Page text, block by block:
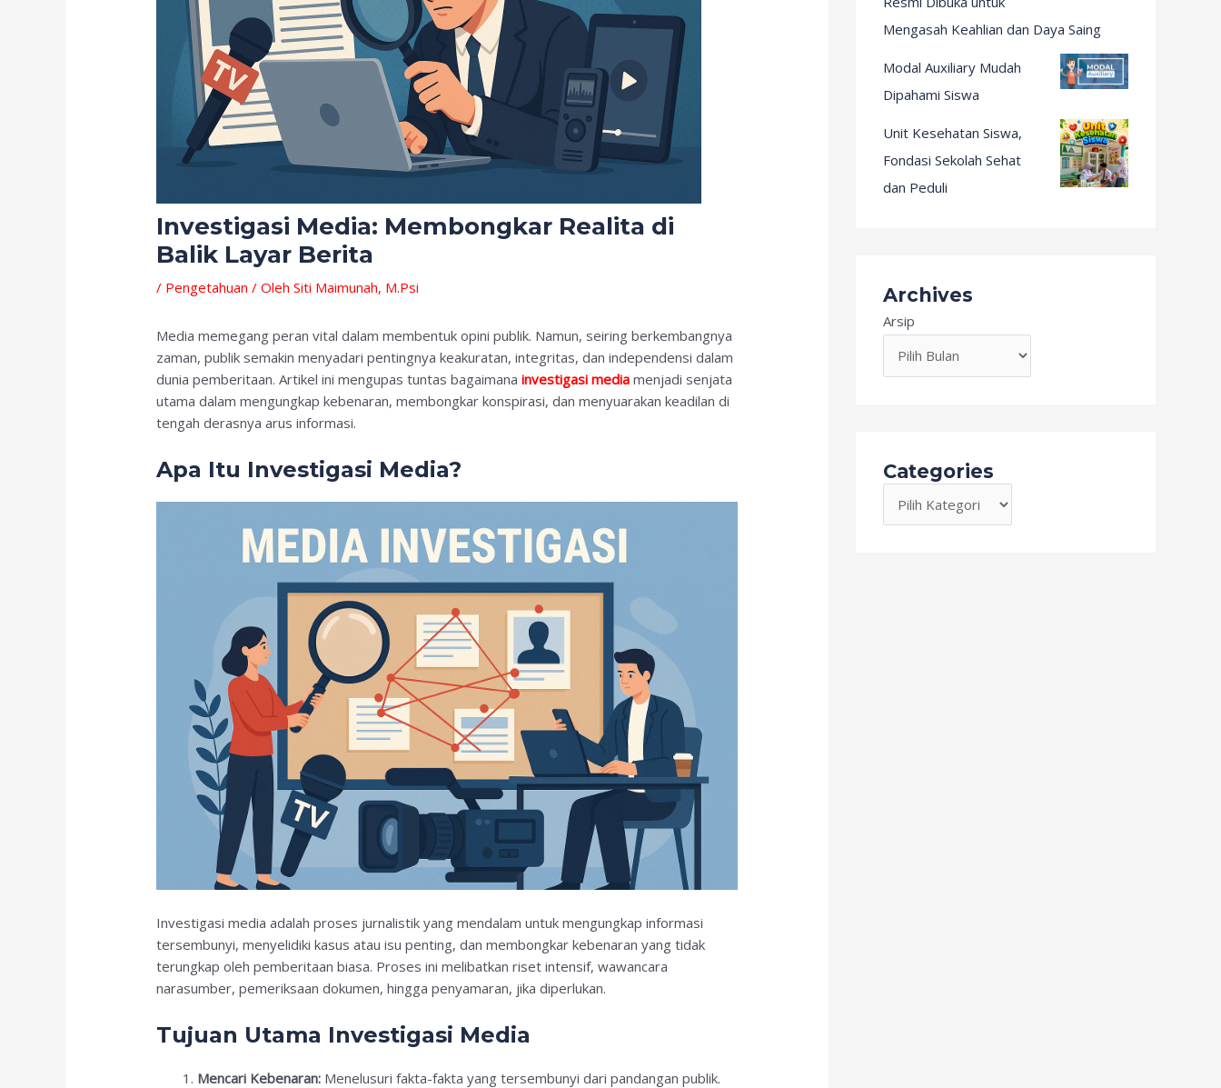
Investigasi Media: Membongkar Realita di
Balik Layar Berita
/ Pengetahuan / OlehSiti Maimunah, M.Psi
Media memegang peran vital dalam membentuk opini publik. Namun, seiring berkembangnya
zaman, publik semakin menyadari pentingnya keakuratan, integritas, dan independensi dalam
dunia pemberitaan. Artikel ini mengupas tuntas bagaimanainvestigasi media menjadi senjata
utama dalam mengungkap kebenaran, membongkar konspirasi, dan menyuarakan keadilan di
tengah derasnya arus informasi.
Apa Itu Investigasi Media?
Investigasi media adalah proses jurnalistik yang mendalam untuk mengungkap informasi
tersembunyi, menyelidiki kasus atau isu penting, dan membongkar kebenaran yang tidak
terungkap oleh pemberitaan biasa. Proses ini melibatkan riset intensif, wawancara
narasumber, pemeriksaan dokumen, hingga penyamaran, jika diperlukan.
Tujuan Utama Investigasi Media
Mencari Kebenaran: Menelusuri fakta-fakta yang tersembunyi dari pandangan publik.
Mengasah Keahlian dan Daya Saing
Modal Auxiliary Mudah
Dipahami Siswa
Unit Kesehatan Siswa,
Fondasi Sekolah Sehat
dan Peduli
Archives
Arsip
Categories